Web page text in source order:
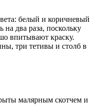
белый и коричневый
два раза, поскольку
впитывают краску.
три тетивы и столб в
малярным скотчем и